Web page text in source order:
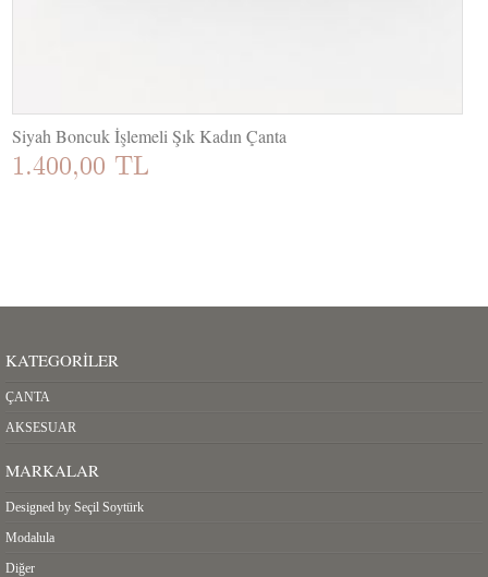
Siyah Boncuk İşlemeli Şık Kadın Çanta
1.400,00 TL
KATEGORILER
ÇANTA
AKSESUAR
MARKALAR
Designed by Seçil Soytürk
Modalula
Diğer